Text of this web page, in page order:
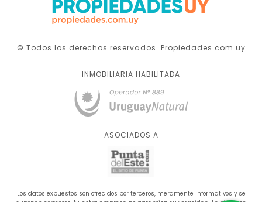
© Todos los derechos reservados. Propiedades.com.uy
INMOBILIARIA HABILITADA
ASOCIADOS A
Los datos expuestos son ofrecidos por terceros, meramente informativos y se